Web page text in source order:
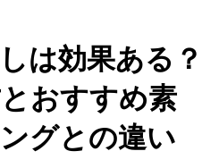
は効果ある？
おすすめ素
グとの違い